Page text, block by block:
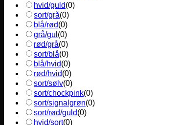
hvid/guld(0)
sort/grå(0)
blå/rød(0)
grå/gul (0)
rød/grå(0)
sort/blå(0)
blå/hvid(0)
rød/hvid(0)
sort/sølv(0)
sort/chockpink(0)
sort/signalgrøn(0)
sort/rød/guld(0)
hvid/sort(0)